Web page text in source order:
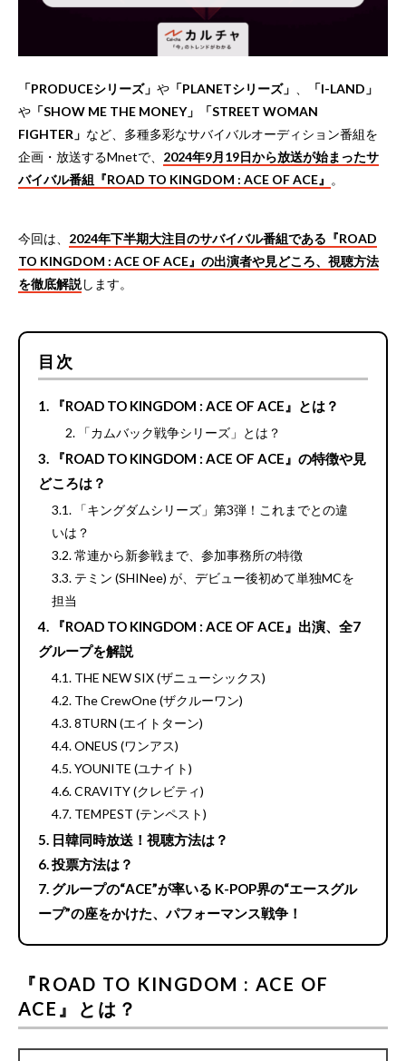
「PRODUCEシリーズ」 や 「PLANETシリーズ」
「I-LAND」
や 「SHOW ME THE MONEY」「STREET WOMAN
FIGHTER」 など、多種多彩なサバイバルオーディション番組を
企画・放送するMnetで、 2024年9月19日から放送が始まったサ
バイバル番組『ROAD TO KINGDOM : ACE OF ACE』 。
今回は、 2024年下半期大注目のサバイバル番組である『ROAD
TO KINGDOM : ACE OF ACE』の出演者や見どころ、視聴方法
を徹底解説します。
目次
『ROAD TO KINGDOM : ACE OF ACE』とは？
「カムバック戦争シリーズ」とは？
『ROAD TO KINGDOM : ACE OF ACE』の特徴や見
どころは？
「キングダムシリーズ」第3弾！これまでとの違
いは？
常連から新参戦まで、参加事務所の特徴
テミン (SHINee) が、デビュー後初めて単独MCを
担当
『ROAD TO KINGDOM : ACE OF ACE』出演、全7
グループを解説
THE NEW SIX (ザニューシックス)
The CrewOne (ザクルーワン)
8TURN (エイトターン)
ONEUS (ワンアス)
YOUNITE (ユナイト)
CRAVITY (クレビティ)
TEMPEST (テンペスト)
日韓同時放送！視聴方法は？
投票方法は？
グループの“ACE”が率いる K-POP界の“エースグル
ープ”の座をかけた、パフォーマンス戦争！
『ROAD TO KINGDOM : ACE OF
ACE』とは？